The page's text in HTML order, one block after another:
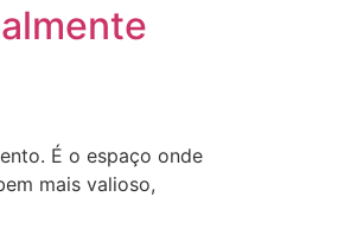
É o espaço onde
mais valioso,